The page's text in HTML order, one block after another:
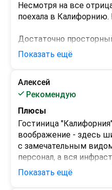
Несмотря на все
поехала в
Достаточно
видом на горы, вид
В номере очень чисто,
Убирались каждый
через день,пастельное
все идеально белое и
хорошие вежливые
Отдельная тема, это
праздник)))Релакс,
подсветка, вид на
Минусы
Нет такого!
Показать ещё
Алексей
Рекомендую
Плюсы
Гостиница
воображение - здесь
с замечательным
персонал, а вся
Минусы
Показать ещё